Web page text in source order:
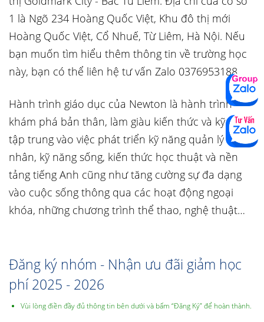
1 là Ngõ 234 Hoàng Quốc Việt, Khu đô thị mới
Hoàng Quốc Việt, Cổ Nhuế, Từ Liêm, Hà Nội. Nếu
bạn muốn tìm hiểu thêm thông tin về trường học
này, bạn có thể liên hệ tư vấn Zalo 0376953188
Hành trình giáo dục của Newton là hành trình
khám phá bản thân, làm giàu kiến thức và kỹ năng,
tập trung vào việc phát triển kỹ năng quản lý cá
nhân, kỹ năng sống, kiến thức học thuật và nền
tảng tiếng Anh cũng như tăng cường sự đa dạng
vào cuộc sống thông qua các hoạt động ngoại
khóa, những chương trình thể thao, nghệ thuật…
Đăng ký nhóm - Nhận ưu đãi giảm học
phí 2025 - 2026
Vùi lòng điền đầy đủ thông tin bên dưới và bấm “Đăng Ký” để hoàn thành.